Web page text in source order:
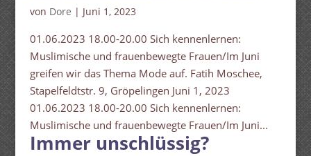
von Dore | Juni 1, 2023
01.06.2023 18.00-20.00 Sich kennenlernen:
Muslimische und frauenbewegte Frauen/Im Juni
greifen wir das Thema Mode auf. Fatih Moschee,
Stapelfeldtstr. 9, Gröpelingen Juni 1, 2023
01.06.2023 18.00-20.00 Sich kennenlernen:
Muslimische und frauenbewegte Frauen/Im Juni...
Immer unschlüssig?